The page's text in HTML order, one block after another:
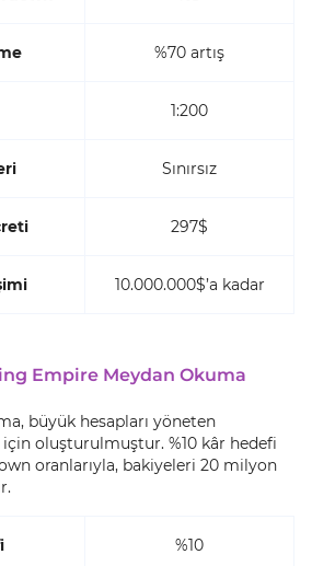
%70 artış
1:200
Sınırsız
297$
10.000.000$’a kadar
Empire Meydan Okuma
büyük hesapları yöneten
oluşturulmuştur. %10 kâr hedefi
oranlarıyla, bakiyeleri 20 milyon
%10